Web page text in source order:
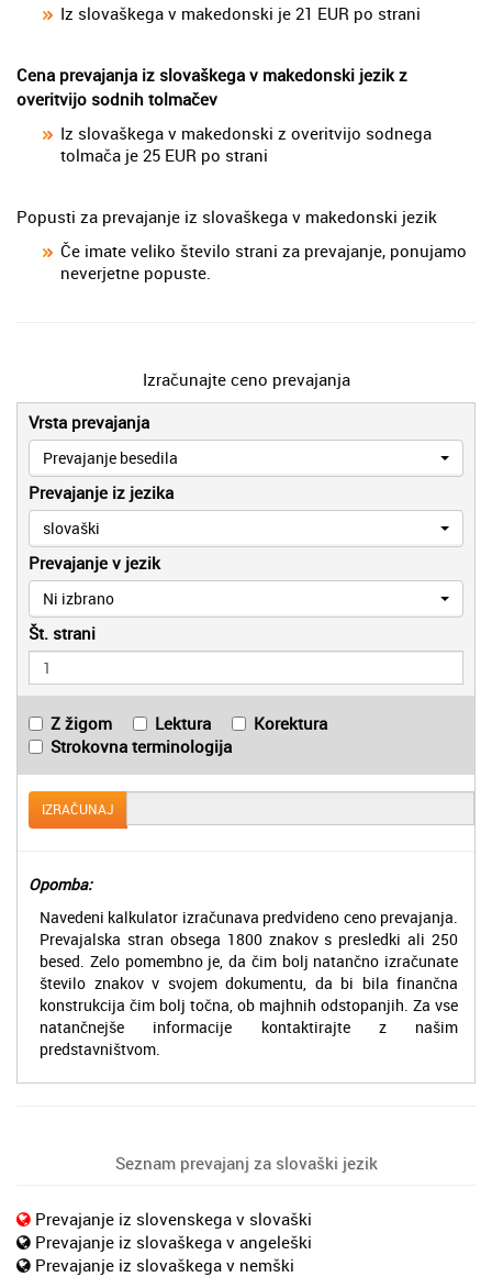
Iz slovaškega v makedonski je 21 EUR po strani
Cena prevajanja iz slovaškega v makedonski jezik z
overitvijo sodnih tolmačev
Iz slovaškega v makedonski z overitvijo sodnega
tolmača je 25 EUR po strani
Popusti za prevajanje iz slovaškega v makedonski jezik
Če imate veliko število strani za prevajanje, ponujamo
neverjetne popuste.
Izračunajte ceno prevajanja
Vrsta prevajanja
Prevajanje besedila
Prevajanje iz jezika
slovaški
Prevajanje v jezik
Ni izbrano
Št. strani
Z žigom Lektura
Korektura
Strokovna terminologija
IZRAČUNAJ
Opomba:
Navedeni kalkulator izračunava predvideno ceno prevajanja.
Prevajalska stran obsega 1800 znakov s presledki ali 250
besed. Zelo pomembno je, da čim bolj natančno izračunate
število znakov v svojem dokumentu, da bi bila finančna
konstrukcija čim bolj točna, ob majhnih odstopanjih. Za vse
natančnejše informacije kontaktirajte z našim
predstavništvom.
Seznam prevajanj za slovaški jezik
Prevajanje iz slovenskega v slovaški
Prevajanje iz slovaškega v angeleški
Prevajanje iz slovaškega v nemški